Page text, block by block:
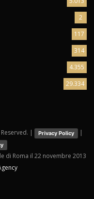
2
117
314
4.355
29.334
| Privacy Policy |
di Roma il 22 novembre 2013